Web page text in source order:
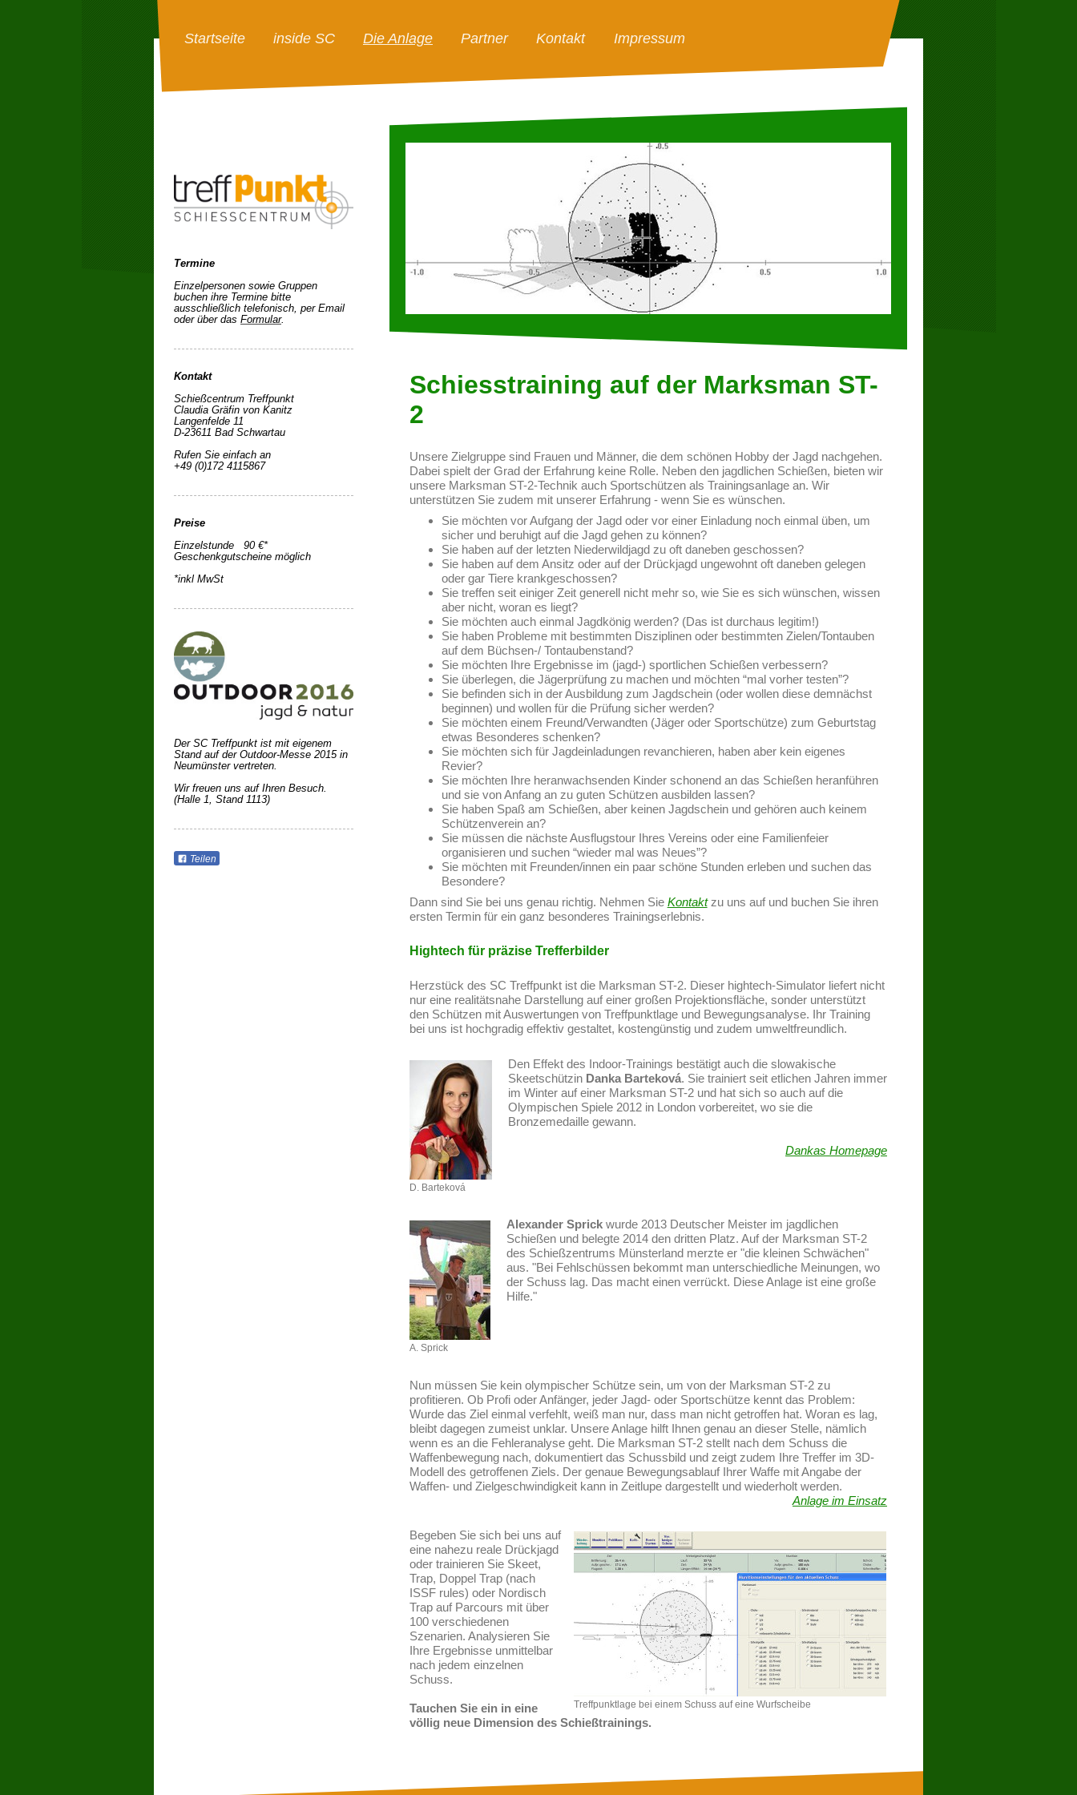
Startseite inside SC Die Anlage Partner Kontakt Impressum
Schiesstraining auf der Marksman ST-
2
Unsere Zielgruppe sind Frauen und Männer, die dem schönen Hobby der Jagd nachgehen.
Dabei spielt der Grad der Erfahrung keine Rolle. Neben den jagdlichen Schießen, bieten wir
unsere Marksman ST-2-Technik auch Sportschützen als Trainingsanlage an. Wir
unterstützen Sie zudem mit unserer Erfahrung - wenn Sie es wünschen.
Sie möchten vor Aufgang der Jagd oder vor einer Einladung noch einmal üben, um
sicher und beruhigt auf die Jagd gehen zu können?
Sie haben auf der letzten Niederwildjagd zu oft daneben geschossen?
Sie haben auf dem Ansitz oder auf der Drückjagd ungewohnt oft daneben gelegen
oder gar Tiere krankgeschossen?
Sie treffen seit einiger Zeit generell nicht mehr so, wie Sie es sich wünschen, wissen
aber nicht, woran es liegt?
Sie möchten auch einmal Jagdkönig werden? (Das ist durchaus legitim!)
Sie haben Probleme mit bestimmten Disziplinen oder bestimmten Zielen/Tontauben
auf dem Büchsen-/ Tontaubenstand?
Sie möchten Ihre Ergebnisse im (jagd-) sportlichen Schießen verbessern?
Sie überlegen, die Jägerprüfung zu machen und möchten “mal vorher testen”?
Sie befinden sich in der Ausbildung zum Jagdschein (oder wollen diese demnächst
beginnen) und wollen für die Prüfung sicher werden?
Sie möchten einem Freund/Verwandten (Jäger oder Sportschütze) zum Geburtstag
etwas Besonderes schenken?
Sie möchten sich für Jagdeinladungen revanchieren, haben aber kein eigenes
Revier?
Sie möchten Ihre heranwachsenden Kinder schonend an das Schießen heranführen
und sie von Anfang an zu guten Schützen ausbilden lassen?
Sie haben Spaß am Schießen, aber keinen Jagdschein und gehören auch keinem
Schützenverein an?
Sie müssen die nächste Ausflugstour Ihres Vereins oder eine Familienfeier
organisieren und suchen “wieder mal was Neues”?
Sie möchten mit Freunden/innen ein paar schöne Stunden erleben und suchen das
Besondere?
Dann sind Sie bei uns genau richtig. Nehmen Sie Kontaktzu uns auf und buchen Sie ihren
ersten Termin für ein ganz besonderes Trainingserlebnis.
Hightech für präzise Trefferbilder
Herzstück des SC Treffpunkt ist die Marksman ST-2. Dieser hightech-Simulator liefert nicht
nur eine realitätsnahe Darstellung auf einer großen Projektionsfläche, sonder unterstützt
den Schützen mit Auswertungen von Treffpunktlage und Bewegungsanalyse. Ihr Training
bei uns ist hochgradig effektiv gestaltet, kostengünstig und zudem umweltfreundlich.
D. Barteková
Den Effekt des Indoor-Trainings bestätigt auch die slowakische
Skeetschützin Danka Barteková. Sie trainiert seit etlichen Jahren immer
im Winter auf einer Marksman ST-2 und hat sich so auch auf die
Olympischen Spiele 2012 in London vorbereitet, wo sie die
Bronzemedaille gewann.
Dankas Homepage
A. Sprick
Alexander Sprickwurde 2013 Deutscher Meister im jagdlichen
Schießen und belegte 2014 den dritten Platz. Auf der Marksman ST-2
des Schießzentrums Münsterland merzte er "die kleinen Schwächen"
aus. "Bei Fehlschüssen bekommt man unterschiedliche Meinungen, wo
der Schuss lag. Das macht einen verrückt. Diese Anlage ist eine große
Hilfe."
Nun müssen Sie kein olympischer Schütze sein, um von der Marksman ST-2 zu
profitieren. Ob Profi oder Anfänger, jeder Jagd- oder Sportschütze kennt das Problem:
Wurde das Ziel einmal verfehlt, weiß man nur, dass man nicht getroffen hat. Woran es lag,
bleibt dagegen zumeist unklar. Unsere Anlage hilft Ihnen genau an dieser Stelle, nämlich
wenn es an die Fehleranalyse geht. Die Marksman ST-2 stellt nach dem Schuss die
Waffenbewegung nach, dokumentiert das Schussbild und zeigt zudem Ihre Treffer im 3D-
Modell des getroffenen Ziels. Der genaue Bewegungsablauf Ihrer Waffe mit Angabe der
Waffen- und Zielgeschwindigkeit kann in Zeitlupe dargestellt und wiederholt werden.
Anlage im Einsatz
Treffpunktlage bei einem Schuss auf eine Wurfscheibe
Begeben Sie sich bei uns auf
eine nahezu reale Drückjagd
oder trainieren Sie Skeet,
Trap, Doppel Trap (nach
ISSF rules) oder Nordisch
Trap auf Parcours mit über
100 verschiedenen
Szenarien. Analysieren Sie
Ihre Ergebnisse unmittelbar
nach jedem einzelnen
Schuss.
Tauchen Sie ein in eine
völlig neue Dimension des Schießtrainings.
Termine
Einzelpersonen sowie Gruppen
buchen ihre Termine bitte
ausschließlich telefonisch, per Email
oder über das Formular.
Kontakt
Schießcentrum Treffpunkt
Claudia Gräfin von Kanitz
Langenfelde 11
D-23611 Bad Schwartau
Rufen Sie einfach an
+49 (0)172 4115867
Preise
Einzelstunde 90 €*
Geschenkgutscheine möglich
*inkl MwSt
Der SC Treffpunkt ist mit eigenem
Stand auf der Outdoor-Messe 2015 in
Neumünster vertreten.
Wir freuen uns auf Ihren Besuch.
(Halle 1, Stand 1113)
Teilen